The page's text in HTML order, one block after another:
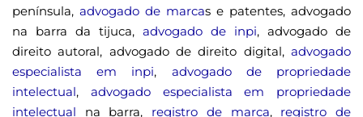
península, advogado de marcas e patentes, advogado
na barra da tijuca, advogado de inpi, advogado de
direito autoral, advogado de direito digital, advogado
especialista em inpi, advogado de propriedade
intelectual, advogado especialista em propriedade
intelectual na barra, registro de marca, registro de